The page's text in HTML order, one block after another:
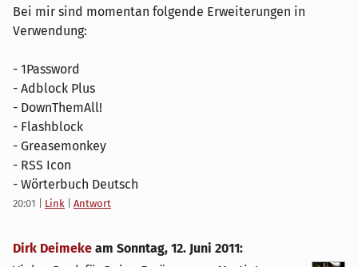
Bei mir sind momentan folgende Erweiterungen in
Verwendung:
- 1Password
- Adblock Plus
- DownThemAll!
- Flashblock
- Greasemonkey
- RSS Icon
- Wörterbuch Deutsch
20:01 Link Antwort
Dirk Deimeke am Sonntag, 12. Juni 2011: